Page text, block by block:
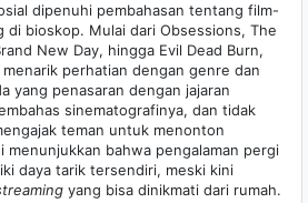
dipenuhi pembahasan tentang film-
di bioskop. Mulai dari Obsessions, The
New Day, hingga Evil Dead Burn,
perhatian dengan genre dan
yang penasaran dengan jajaran
sinematografinya, dan tidak
teman untuk menonton
menunjukkan bahwa pengalaman pergi
daya tarik tersendiri, meski kini
yang bisa dinikmati dari rumah.